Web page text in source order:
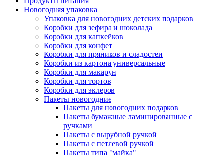
Новогодняя упаковка
Упаковка для новогодних детских подарков
Коробки для зефира и шоколада
Коробки для капкейков
Коробки для конфет
Коробки для пряников и сладостей
Коробки из картона универсальные
Коробки для макарун
Коробки для тортов
Коробки для эклеров
Пакеты новогодние
Пакеты для новогодних подарков
Пакеты бумажные ламинированные с
ручками
Пакеты с вырубной ручкой
Пакеты с петлевой ручкой
Пакеты типа "майка"